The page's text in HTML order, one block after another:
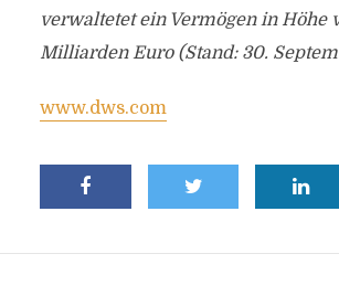
verwaltetet ein Vermögen in Höhe
Milliarden Euro (Stand: 30.
www.dws.com